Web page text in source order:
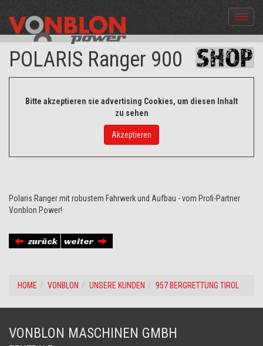
Menü
aus-
und
POLARIS Ranger 900
Bitte akzeptieren sie advertising Cookies, um diesen Inhalt
zu sehen
Akzeptieren
Polaris Ranger mit robustem Fahrwerk und Aufbau - vom Profi-Partner
Vonblon Power!
zurück weiter
HOME VONBLON UNSERE KUNDEN 957 BERGRETTUNG TIROL
VONBLON MASCHINEN GMBH